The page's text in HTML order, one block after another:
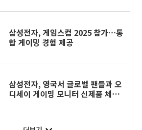
삼성전자, 게임스컴 2025 참가…통
합 게이밍 경험 제공
삼성전자, 영국서 글로벌 팬들과 오
디세이 게이밍 모니터 신제품 체험